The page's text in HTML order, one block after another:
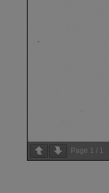
Page 1 / 1